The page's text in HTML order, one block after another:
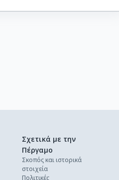
Σχετικά με την
Πέργαμο
Σκοπός και ιστορικά
στοιχεία
Πολιτικές